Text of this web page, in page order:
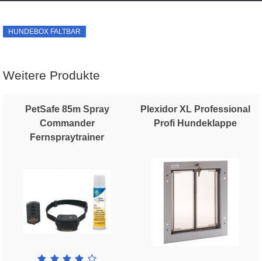
HUNDEBOX FALTBAR
Weitere Produkte
PetSafe 85m Spray
Commander
Fernspraytrainer
Plexidor XL Professional
Profi Hundeklappe